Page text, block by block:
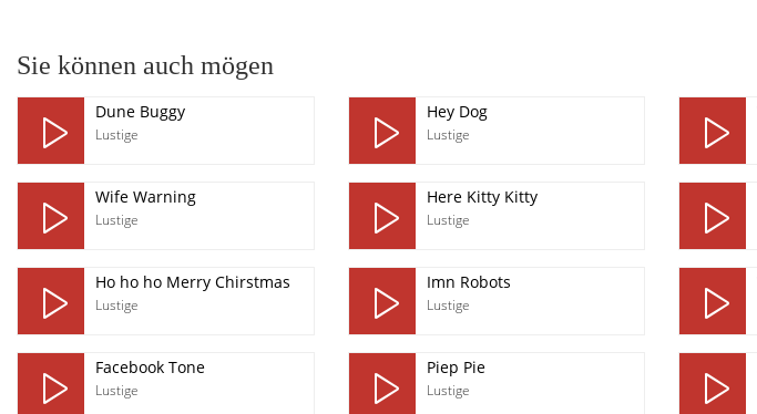
Sie können auch mögen
Dune Buggy
Lustige
Hey Dog
Lustige
Wife Warning
Lustige
Here Kitty Kitty
Lustige
Ho ho ho Merry Chirstmas
Lustige
Imn Robots
Lustige
Facebook Tone
Lustige
Piep Pie
Lustige